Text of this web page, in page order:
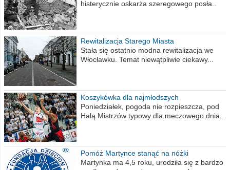
histerycznie oskarża szeregowego posła..
Rewitalizacja Starego Miasta
Stała się ostatnio modna rewitalizacja we
Włocławku. Temat niewątpliwie ciekawy...
Koszykówka dla najmłodszych
Poniedziałek, pogoda nie rozpieszcza, pod
Halą Mistrzów typowy dla meczowego dnia..
Pomóż Martynce stanąć na nóżki
Martynka ma 4,5 roku, urodziła się z bardzo